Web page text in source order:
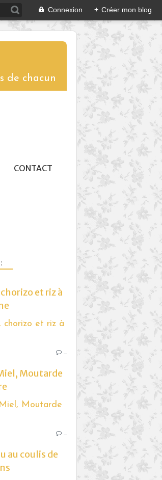
Connexion + Créer mon blog
de chacun
CONTACT
et riz à
…
Moutarde
…
au coulis de